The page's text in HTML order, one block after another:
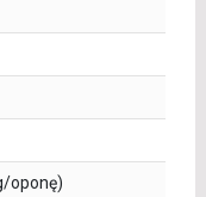
oponę)